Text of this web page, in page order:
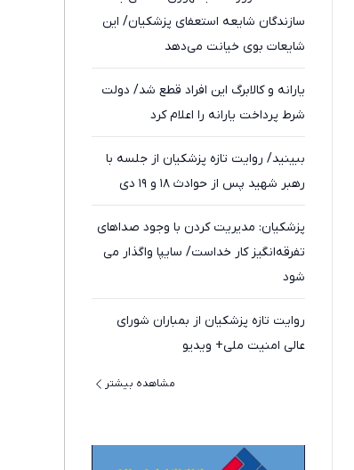
سازندگان شایعه استعفای پزشکیان/ این
شایعات بوی خیانت می‌دهد
یارانه و کالابرگ این افراد قطع شد/ دولت
شرط پرداخت یارانه را اعلام کرد
ببینید/ روایت تازه پزشکیان از جلسه با
رهبر شهید پس از حوادث ۱۸ و ۱۹ دی
پزشکیان: مدیریت کردن با وجود صداهای
تفرقه‌انگیز کار خداست/ سایپا واگذار می
شود
روایت تازه پزشکیان از بمباران شورای
عالی امنیت ملی+ ویدیو
مشاهده بیشتر